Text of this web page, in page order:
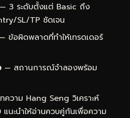
— 3 ระดับตั้งแต่ Basic ถึง
SL/TP ชัดเจน
— ข้อผิดพลาดที่ทำให้เทรดเดอร์
— สถานการณ์จำลองพร้อม
ความ Hang Seng วิเคราะห์
แนะนำให้อ่านควบคู่กันเพื่อความ